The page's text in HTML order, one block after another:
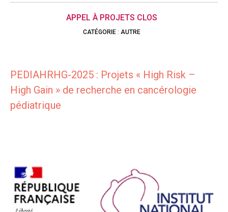
APPEL À PROJETS CLOS
CATÉGORIE: AUTRE
PEDIAHRHG-2025 : Projets « High Risk –
High Gain » de recherche en cancérologie
pédiatrique